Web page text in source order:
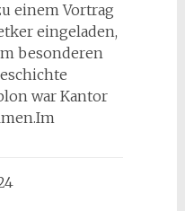
einem Vortrag
eingeladen,
besonderen
war Kantor